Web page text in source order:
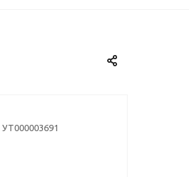
УТ000003691